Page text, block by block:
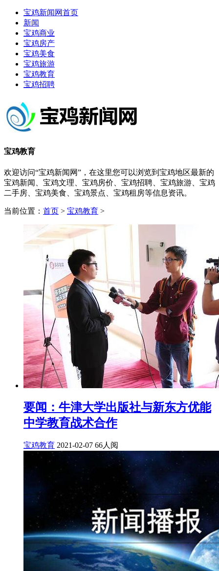
宝鸡新闻网首页
新闻
宝鸡商业
宝鸡房产
宝鸡美食
宝鸡旅游
宝鸡教育
宝鸡招聘
宝鸡教育
欢迎访问“宝鸡新闻网”，在这里您可以浏览到宝鸡地区最新的
宝鸡新闻、宝鸡文理、宝鸡房价、宝鸡招聘、宝鸡旅游、宝鸡
二手房、宝鸡美食、宝鸡景点、宝鸡租房等信息资讯。
当前位置： 首页 > 宝鸡教育 >
要闻：牛津大学出版社与新东方优能
中学教育战术合作
宝鸡教育 2021-02-07 66人阅